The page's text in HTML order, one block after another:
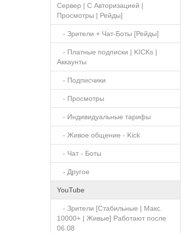
Сервер | С Авторизацией |
Просмотры | Рейды]
- Зрители + Чат-Боты [Рейды]
- Платные подписки | KICKs |
Аккаунты
- Подписчики
- Просмотры
- Индивидуальные тарифы
- Живое общение - Kick
- Чат - Боты
- Другое
YouTube
- Зрители [Стабильные | Макс.
10000+ | Живые] Работают после
06.08